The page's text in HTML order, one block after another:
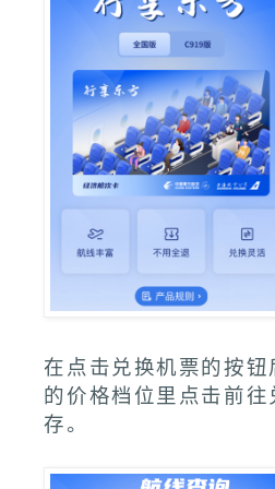
在点击兑换机票的按
的价格档位里点击前
存。